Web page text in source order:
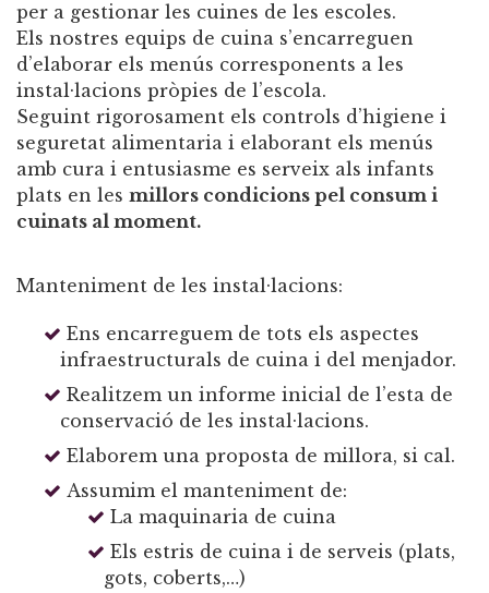
per a gestionar les cuines de les escoles.
Els nostres equips de cuina s’encarreguen
d’elaborar els menús corresponents a les
instal·lacions pròpies de l’escola.
Seguint rigorosament els controls d’higiene i
seguretat alimentaria i elaborant els menús
amb cura i entusiasme es serveix als infants
plats en les millors condicions pel consum i
cuinats al moment.
Manteniment de les instal·lacions:
Ens encarreguem de tots els aspectes
infraestructurals de cuina i del menjador.
Realitzem un informe inicial de l’esta de
conservació de les instal·lacions.
Elaborem una proposta de millora, si cal.
Assumim el manteniment de:
La maquinaria de cuina
Els estris de cuina i de serveis (plats,
gots, coberts,…)